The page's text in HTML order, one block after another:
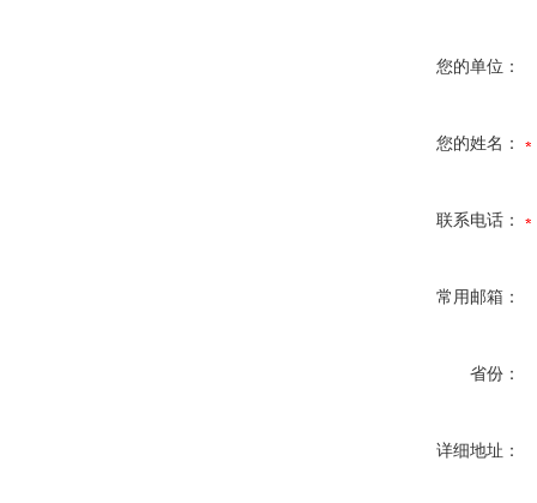
您的单位：
您的姓名：
联系电话：
常用邮箱：
省份：
详细地址：